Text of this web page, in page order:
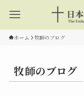
ホーム 牧師のブログ
牧師のブログ